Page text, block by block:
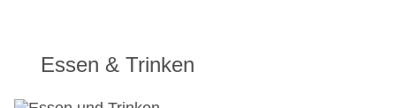
Essen & Trinken